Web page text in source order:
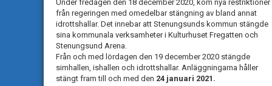
Under fredagen den 18 december 2020, kom nya restriktioner
från regeringen med omedelbar stängning av bland annat
idrottshallar. Det innebar att Stenungsunds kommun stängde
sina kommunala verksamheter i Kulturhuset Fregatten och
Stenungsund Arena.
Från och med lördagen den 19 december 2020 stängde
simhallen, ishallen och idrottshallar. Anläggningarna håller
stängt fram till och med den 24 januari 2021.